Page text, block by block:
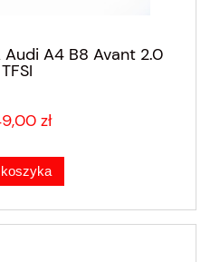
Audi A4 B8 Avant 2.0
TFSI
zł